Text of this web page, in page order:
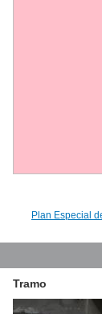
Plan Especial
Tramo